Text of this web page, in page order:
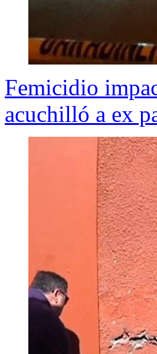
Femicidio
acuchilló a ex